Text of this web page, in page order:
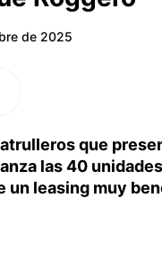
de 2025
que
las 40
un leasing muy